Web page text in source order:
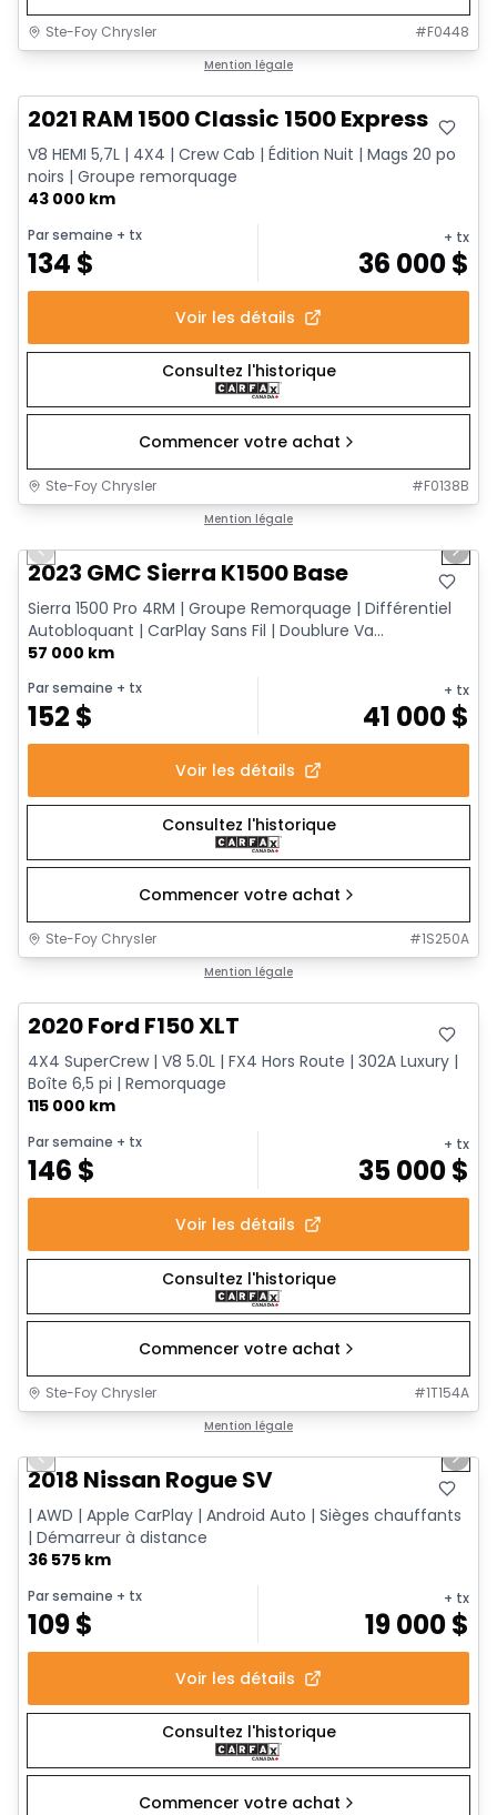
Ste-Foy Chrysler #F0448
Mention légale
2021 RAM 1500 Classic 1500 Express
V8 HEMI 5,7L | 4X4 | Crew Cab | Édition Nuit | Mags 20 po
noirs | Groupe remorquage
43 000 km
Par semaine + tx
134 $
+ tx
36 000$
Voir les détails
Consultez l'historique
Commencer votre achat
Ste-Foy Chrysler #F0138B
Mention légale
Previous slide Next
2023 GMC Sierra K1500 Base
Sierra 1500 Pro 4RM | Groupe Remorquage | Différentiel
Autobloquant | CarPlay Sans Fil | Doublure Va...
57 000 km
Par semaine + tx
152 $
+ tx
41 000$
Voir les détails
Consultez l'historique
Commencer votre achat
Ste-Foy Chrysler #1S250A
Mention légale
2020 Ford F150 XLT
4X4 SuperCrew | V8 5.0L | FX4 Hors Route | 302A Luxury |
Boîte 6,5 pi | Remorquage
115 000 km
Par semaine + tx
146 $
+ tx
35 000$
Voir les détails
Consultez l'historique
Commencer votre achat
Ste-Foy Chrysler #1T154A
Mention légale
Previous slide Next
2018 Nissan Rogue SV
| AWD | Apple CarPlay | Android Auto | Sièges chauffants
| Démarreur à distance
36 575 km
Par semaine + tx
109$
+ tx
19 000$
Voir les détails
Consultez l'historique
Commencer votre achat